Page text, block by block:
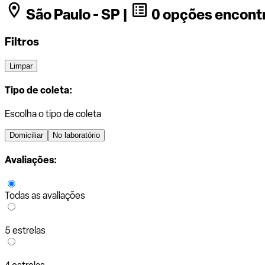
São Paulo - SP |
0 opções
Filtros
Limpar
Tipo de coleta:
Escolha o tipo de coleta
Domiciliar No laboratório
Avaliações:
Todas as avaliações
5 estrelas